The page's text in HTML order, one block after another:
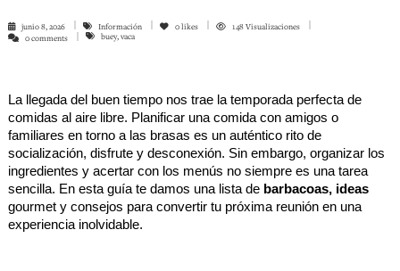
junio 8, 2026 Información 0likes
148 Visualizaciones
0 comments
buey, vaca
La llegada del buen tiempo nos trae la temporada perfecta de
comidas al aire libre. Planificar una comida con amigos o
familiares en torno a las brasas es un auténtico rito de
socialización, disfrute y desconexión. Sin embargo, organizar los
ingredientes y acertar con los menús no siempre es una tarea
sencilla. En esta guía te damos una lista de barbacoas, ideas
gourmet y consejos para convertir tu próxima reunión en una
experiencia inolvidable.